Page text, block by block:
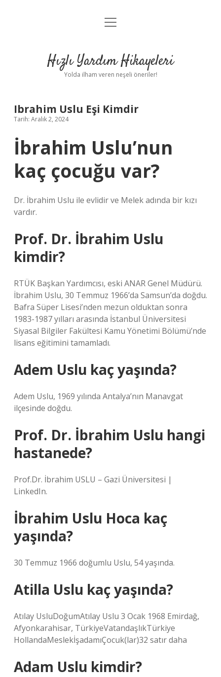
Anasayfa
Yasal Uyarı
menüyü
Hızlı Yardım Hikayeleri
Yolda ilham veren neşeli öneriler!
Ibrahim Uslu Eşi Kimdir
Tarih: Aralık 2, 2024
İbrahim Uslu’nun
kaç çocuğu var?
Dr. İbrahim Uslu ile evlidir ve Melek adında bir kızı
vardır.
Prof. Dr. İbrahim Uslu
kimdir?
RTÜK Başkan Yardımcısı, eski ANAR Genel Müdürü.
İbrahim Uslu, 30 Temmuz 1966’da Samsun’da doğdu.
Bafra Süper Lisesi’nden mezun olduktan sonra
1983-1987 yılları arasında İstanbul Üniversitesi
Siyasal Bilgiler Fakültesi Kamu Yönetimi Bölümü’nde
lisans eğitimini tamamladı.
Adem Uslu kaç yaşında?
Adem Uslu, 1969 yılında Antalya’nın Manavgat
ilçesinde doğdu.
Prof. Dr. İbrahim Uslu hangi
hastanede?
Prof.Dr. İbrahim USLU – Gazi Üniversitesi |
LinkedIn.
İbrahim Uslu Hoca kaç
yaşında?
30 Temmuz 1966 doğumlu Uslu, 54 yaşında.
Atilla Uslu kaç yaşında?
Atılay UsluDoğumAtılay Uslu 3 Ocak 1968 Emirdağ,
Afyonkarahisar, TürkiyeVatandaşlıkTürkiye
HollandaMeslekİşadamıÇocuk(lar)32 satır daha
Adam Uslu kimdir?